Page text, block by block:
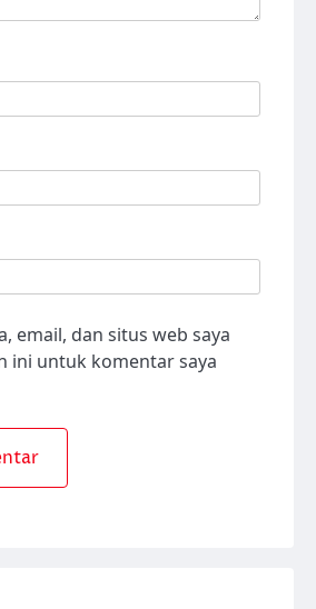
email, dan situs web saya
ini untuk komentar saya